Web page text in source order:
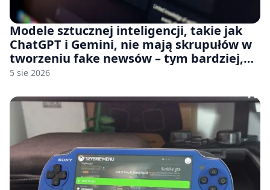
Modele sztucznej inteligencji, takie jak
ChatGPT i Gemini, nie mają skrupułów w
tworzeniu fake newsów – tym bardziej,
jeśli rozmawiasz z nimi po polsku
5 sie 2026